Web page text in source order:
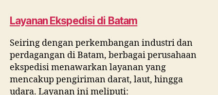
Layanan Ekspedisi di Batam
Seiring dengan perkembangan industri dan
perdagangan di Batam, berbagai perusahaan
ekspedisi menawarkan layanan yang
mencakup pengiriman darat, laut, hingga
udara. Layanan ini meliputi: